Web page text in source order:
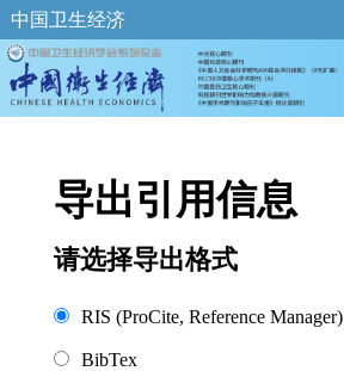
中国卫生经济
导出引用信息
请选择导出格式
RIS (ProCite, Reference Manager)
BibTex